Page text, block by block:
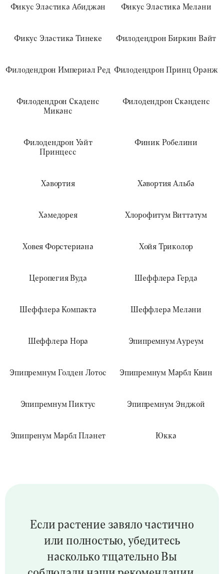
Фикус Эластика Абиджан Фикус Эластика Мелани
Фикус Эластика Тинеке Филодендрон Биркин Вайт
Филодендрон Империал Ред Филодендрон Принц Оранж
Филодендрон Скаденс
Миканс
Филодендрон Сканденс
Филодендрон Уайт
Принцесс
Финик Робелини
Хавортия Хавортия Альба
Хамедорея Хлорофитум Виттатум
Ховея Форстериана Хойя Триколор
Церопегия Вуда Шеффлера Герда
Шеффлера Компакта Шеффлера Мелани
Шеффлера Нора Эпипремнум Ауреум
Эпипремнум Голден Лотос Эпипремнум Марбл Квин
Эпипремнум Пиктус Эпипремнум Энджой
Эпипренум Марбл Планет Юкка
Если растение завяло частично
или полностью,убедитесь
насколько тщательно Вы